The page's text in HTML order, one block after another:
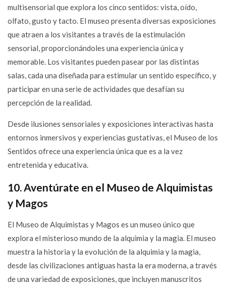
multisensorial que explora los cinco sentidos: vista, oído,
olfato, gusto y tacto. El museo presenta diversas exposiciones
que atraen a los visitantes a través de la estimulación
sensorial, proporcionándoles una experiencia única y
memorable. Los visitantes pueden pasear por las distintas
salas, cada una diseñada para estimular un sentido específico, y
participar en una serie de actividades que desafían su
percepción de la realidad.
Desde ilusiones sensoriales y exposiciones interactivas hasta
entornos inmersivos y experiencias gustativas, el Museo de los
Sentidos ofrece una experiencia única que es a la vez
entretenida y educativa.
10. Aventúrate en el Museo de Alquimistas
y Magos
El Museo de Alquimistas y Magos es un museo único que
explora el misterioso mundo de la alquimia y la magia. El museo
muestra la historia y la evolución de la alquimia y la magia,
desde las civilizaciones antiguas hasta la era moderna, a través
de una variedad de exposiciones, que incluyen manuscritos